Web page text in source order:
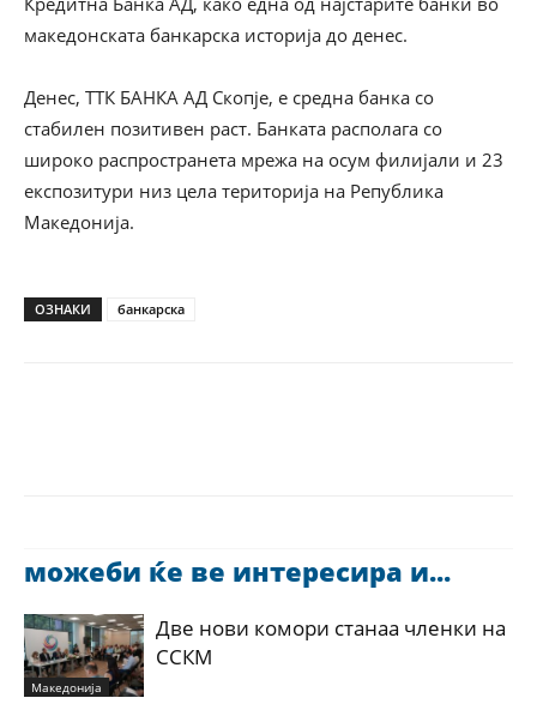
македонската банкарска историја до денес.
Денес, ТТК БАНКА АД Скопје, е средна банка со
стабилен позитивен раст. Банката располага со
широко распространета мрежа на осум филијали и 23
експозитури низ цела територија на Република
Македонија.
ОЗНАКИ банкарска
можеби ќе ве интересира и...
Македонија
Две нови комори станаа членки на
ССКМ